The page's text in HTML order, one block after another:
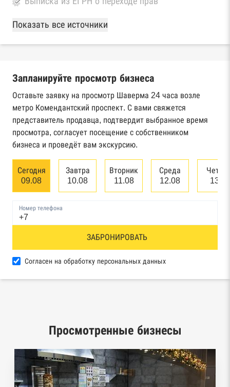
База Росстата
Реестры ЕГРЮЛ и ЕГРИП Федеральной
Реестр государственных контрактов
Федерального казначейства
Картотека арбитражных дел Высшего
арбитражного суда
Единый федеральный реестр сведений о
банкротстве юридических лиц
Реестр товарных знаков и знаков обслуживания
База исполнительного производства
Реестры лицензий: Росалкоголь,
Росздравнадзор, Рособрнадзор, Роскомнадзор,
Роспотребнадзор, Росприроднадзор,
Ростехнадзор
Показать все источники
Запланируйте просмотр бизнеса
Оставьте заявку на просмотр Шаверма 24 часа возле
метро Комендантский проспект. С вами свяжется
представитель продавца, подтвердит выбранное время
просмотра, согласует посещение с собственником
бизнеса и проведёт вам экскурсию.
Сегодня
09.08
Завтра
10.08
Вторник
11.08
Среда
12.08
13.08
Номер телефона
ЗАБРОНИРОВАТЬ
Согласен на обработку персональных данных
Просмотренные бизнесы